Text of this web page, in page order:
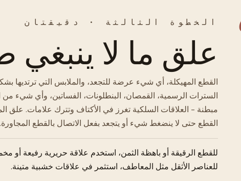
الخطوة الثالثة · دقيقتان
علق ما لا ينبغي
القطع المهيكلة، أي شيء عرضة للتجعد، والملابس التي ترتديها
السترات الرسمية، القمصان، البنطلونات، الفساتين، وأي شيء من
مبطنة - العلاقات السلكية تغرز في الأكتاف وتترك علامات. علق
القطع حتى لا ينضغط شيء أو يتجعد بفعل الاتصال بالقطع المجاورة.
للقطع الرقيقة أو باهظة الثمن، استخدم علاقة حريرية رفيعة أو
للعناصر الأثقل مثل المعاطف، استثمر في علاقات خشبية متينة.